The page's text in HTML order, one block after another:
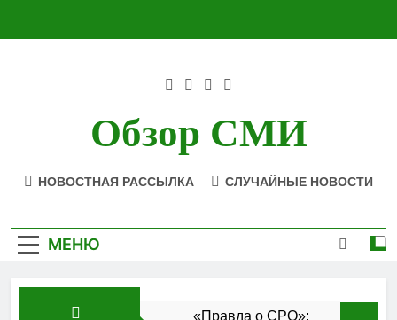
Обзор СМИ
НОВОСТНАЯ РАССЫЛКА СЛУЧАЙНЫЕ НОВОСТИ
МЕНЮ
«Правда о СРО»: